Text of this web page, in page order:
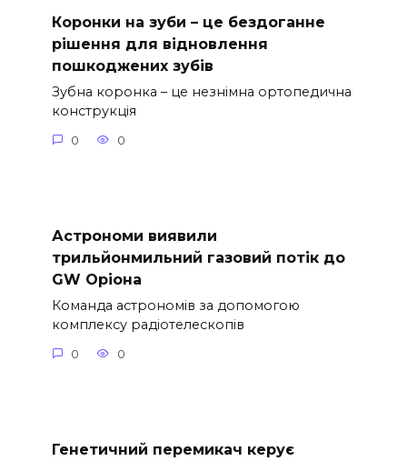
Коронки на зуби – це бездоганне
рішення для відновлення
пошкоджених зубів
Зубна коронка – це незнімна ортопедична
конструкція
0 0
Астрономи виявили
трильйонмильний газовий потік до
GW Оріона
Команда астрономів за допомогою
комплексу радіотелескопів
0 0
Генетичний перемикач керує